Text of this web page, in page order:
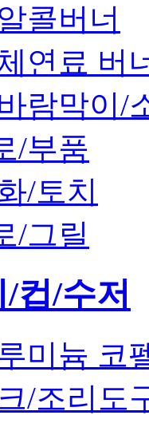
콜버너
연료 버
람막이/
/부품
/토치
/그릴
컵/수저
미늄 코
/조리도